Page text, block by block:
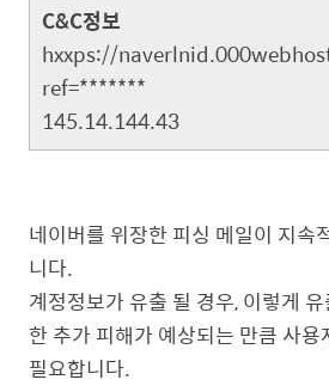
C&C정보
hxxps://
ref=*******
145.14.144.43
네이버를 위장한 피싱 메일이 지속
니다.
계정정보가 유출 될 경우, 이렇게
한 추가 피해가 예상되는 만큼 사
필요합니다.